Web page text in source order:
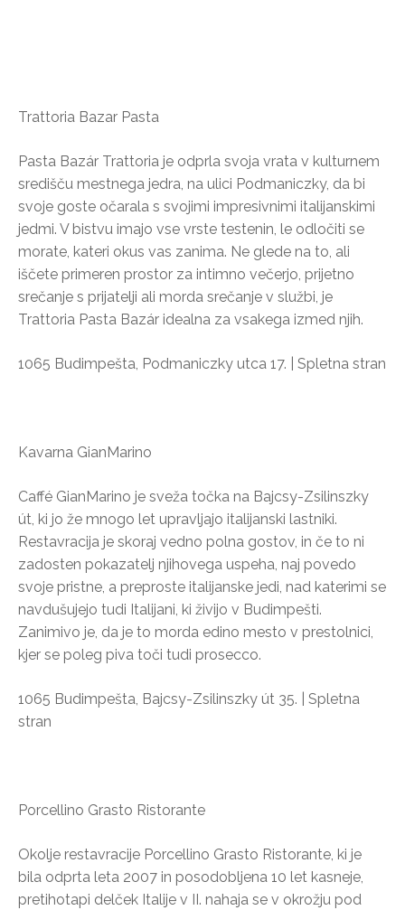
Trattoria Bazar Pasta
Pasta Bazár Trattoria je odprla svoja vrata v kulturnem
središču mestnega jedra, na ulici Podmaniczky, da bi
svoje goste očarala s svojimi impresivnimi italijanskimi
jedmi. V bistvu imajo vse vrste testenin, le odločiti se
morate, kateri okus vas zanima. Ne glede na to, ali
iščete primeren prostor za intimno večerjo, prijetno
srečanje s prijatelji ali morda srečanje v službi, je
Trattoria Pasta Bazár idealna za vsakega izmed njih.
1065 Budimpešta, Podmaniczky utca 17. | Spletna stran
Kavarna GianMarino
Caffé GianMarino je sveža točka na Bajcsy-Zsilinszky
út, ki jo že mnogo let upravljajo italijanski lastniki.
Restavracija je skoraj vedno polna gostov, in če to ni
zadosten pokazatelj njihovega uspeha, naj povedo
svoje pristne, a preproste italijanske jedi, nad katerimi se
navdušujejo tudi Italijani, ki živijo v Budimpešti.
Zanimivo je, da je to morda edino mesto v prestolnici,
kjer se poleg piva toči tudi prosecco.
1065 Budimpešta, Bajcsy-Zsilinszky út 35. | Spletna
stran
Porcellino Grasto Ristorante
Okolje restavracije Porcellino Grasto Ristorante, ki je
bila odprta leta 2007 in posodobljena 10 let kasneje,
pretihotapi delček Italije v II. nahaja se v okrožju pod